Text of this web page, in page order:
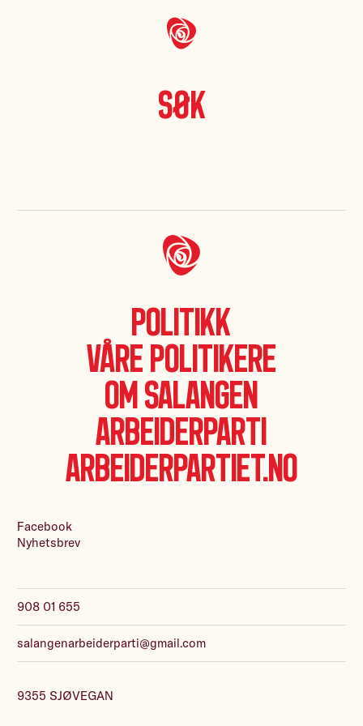
Søk
Politikk
Våre politikere
Om Salangen
Arbeiderparti
Arbeiderpartiet.no
908 01 655
salangenarbeiderparti@gmail.com
9355 SJØVEGAN
Facebook
Nyhetsbrev